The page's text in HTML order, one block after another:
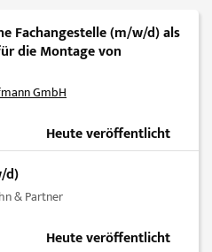
Fachangestelle (m/w/d) als
die Montage von
GmbH
Heute veröffentlicht
d)
& Partner
Heute veröffentlicht